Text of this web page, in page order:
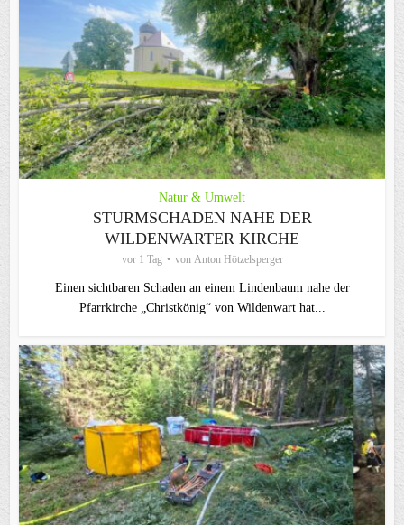
Natur & Umwelt
STURMSCHADEN NAHE DER
WILDENWARTER KIRCHE
vor 1 Tag von Anton Hötzelsperger
Einen sichtbaren Schaden an einem Lindenbaum nahe der
Pfarrkirche „Christkönig“ von Wildenwart hat...